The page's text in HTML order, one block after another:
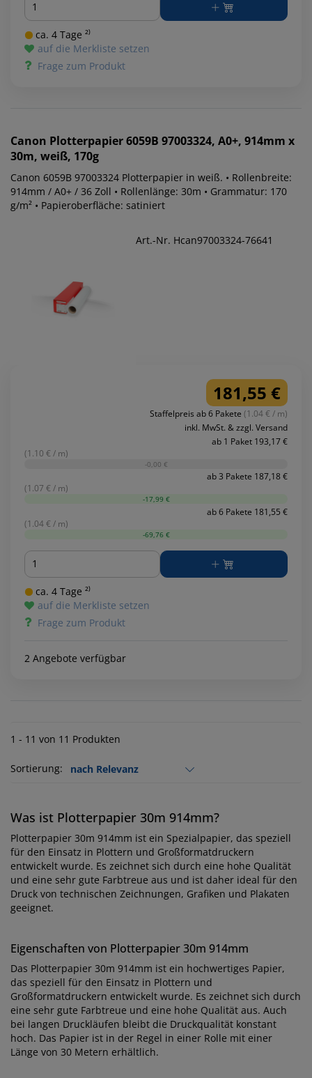
ca. 4 Tage ²⁾
auf die Merkliste setzen
Frage zum Produkt
Canon Plotterpapier 6059B 97003324, A0+, 914mm x
30m, weiß, 170g
Canon 6059B 97003324 Plotterpapier in weiß. • Rollenbreite:
914mm / A0+ / 36 Zoll • Rollenlänge: 30m • Grammatur: 170
g/m² • Papieroberfläche: satiniert
Art.-Nr. Hcan97003324-76641
181,55 €
Staffelpreis ab 6 Pakete (1.04 € / m)
inkl. MwSt. & zzgl. Versand
ab 1 Paket 193,17 €
(1.10 € / m)
-0,00 €
ab 3 Pakete 187,18 €
(1.07 € / m)
-17,99 €
ab 6 Pakete 181,55 €
(1.04 € / m)
-69,76 €
Menge
ca. 4 Tage ²⁾
auf die Merkliste setzen
Frage zum Produkt
2 Angebote verfügbar
1 - 11 von 11 Produkten
Sortierung:
Was ist Plotterpapier 30m 914mm?
Plotterpapier 30m 914mm ist ein Spezialpapier, das speziell
für den Einsatz in Plottern und Großformatdruckern
entwickelt wurde. Es zeichnet sich durch eine hohe Qualität
und eine sehr gute Farbtreue aus und ist daher ideal für den
Druck von technischen Zeichnungen, Grafiken und Plakaten
geeignet.
Eigenschaften von Plotterpapier 30m 914mm
Das Plotterpapier 30m 914mm ist ein hochwertiges Papier,
das speziell für den Einsatz in Plottern und
Großformatdruckern entwickelt wurde. Es zeichnet sich durch
eine sehr gute Farbtreue und eine hohe Qualität aus. Auch
bei langen Druckläufen bleibt die Druckqualität konstant
hoch. Das Papier ist in der Regel in einer Rolle mit einer
Länge von 30 Metern erhältlich.